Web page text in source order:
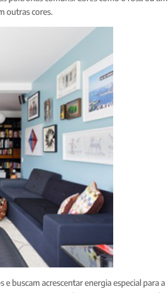
outras cores.
buscam acrescentar energia especial para a